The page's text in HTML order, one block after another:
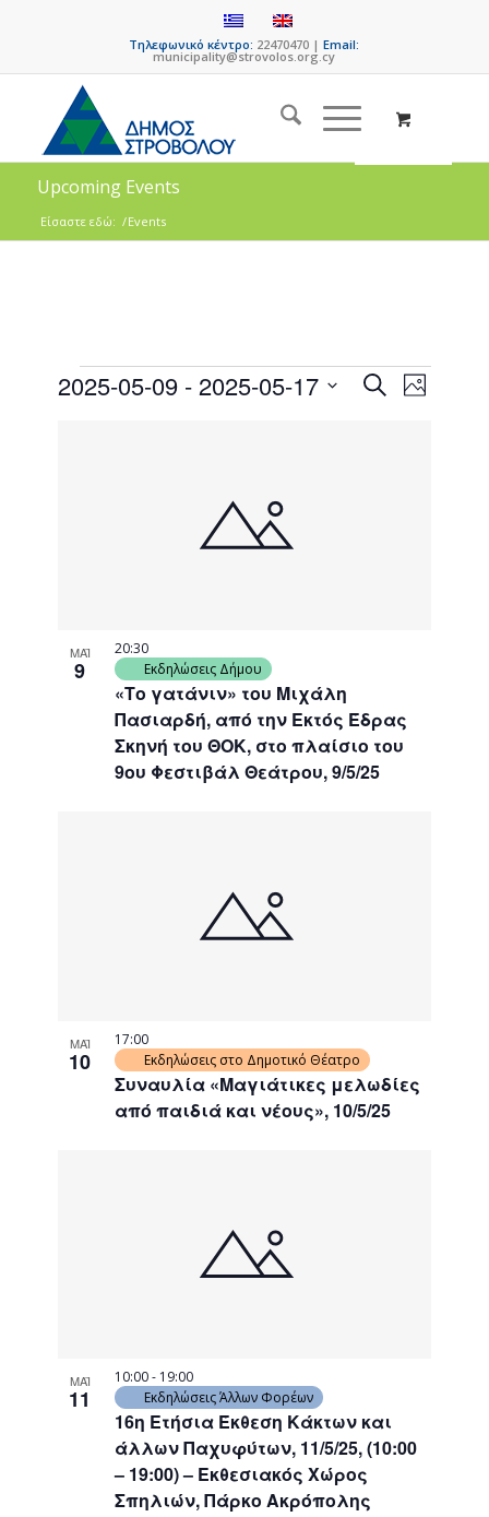
Τηλεφωνικό κέντρο: 22470470 |Email:
municipality@strovolos.org.cy
Upcoming Events
Είσαστε εδώ: /Events
Events
SearchEvent
Views
Photo
2025-05-09 - 2025-05-17
ΜΑΪ
9
«Το γατάνιν» του Μιχάλη
Πασιαρδή, από την Εκτός Έδρας
Σκηνή του ΘΟΚ, στο πλαίσιο του
9ου Φεστιβάλ Θεάτρου, 9/5/25
20:30
Εκδηλώσεις Δήμου
ΜΑΪ
10
Συναυλία «Μαγιάτικες μελωδίες
από παιδιά και νέους», 10/5/25
17:00
Εκδηλώσεις στο Δημοτικό Θέατρο
ΜΑΪ
11
16η Ετήσια Έκθεση Κάκτων και
άλλων Παχυφύτων, 11/5/25, (10:00
– 19:00) – Εκθεσιακός Χώρος
Σπηλιών, Πάρκο Ακρόπολης
10:00- 19:00
Εκδηλώσεις Άλλων Φορέων